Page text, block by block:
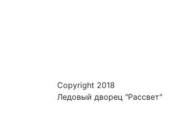
Copyright 2018
Ледовый дворец "Рассвет"